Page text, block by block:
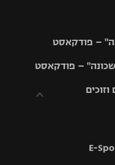
– פודקאסט
– פודקאסט
בפרסים